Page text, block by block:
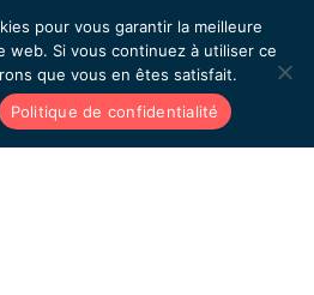
découvrir également
pour vous garantir la meilleure
web. Si vous continuez à utiliser ce
que vous en êtes satisfait.
Politique de confidentialité